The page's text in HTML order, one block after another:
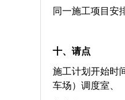
同一施工项目安
十、 请点
施工计划开始时
车场）调度室、